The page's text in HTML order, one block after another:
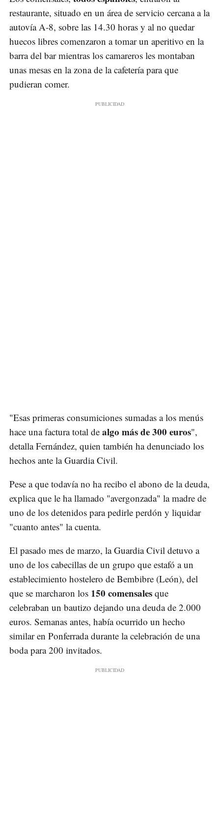
restaurante, situado en un área de servicio cercana a la
autovía A-8, sobre las 14.30 horas y al no quedar
huecos libres comenzaron a tomar un aperitivo en la
barra del bar mientras los camareros les montaban
unas mesas en la zona de la cafetería para que
pudieran comer.
"Esas primeras consumiciones sumadas a los menús
hace una factura total de algo más de 300 euros",
detalla Fernández, quien también ha denunciado los
hechos ante la Guardia Civil.
Pese a que todavía no ha recibo el abono de la deuda,
explica que le ha llamado "avergonzada" la madre de
uno de los detenidos para pedirle perdón y liquidar
"cuanto antes" la cuenta.
El pasado mes de marzo, la Guardia Civil detuvo a
uno de los cabecillas de un grupo que estafó a un
establecimiento hostelero de Bembibre (León), del
que se marcharon los 150 comensales que
celebraban un bautizo dejando una deuda de 2.000
euros. Semanas antes, había ocurrido un hecho
similar en Ponferrada durante la celebración de una
boda para 200 invitados.